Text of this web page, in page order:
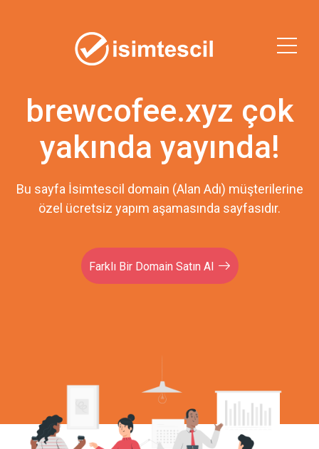
brewcofee.xyz çok
yakında yayında!
Bu sayfa İsimtescil domain (Alan Adı) müşterilerine
özel ücretsiz yapım aşamasında sayfasıdır.
Farklı Bir Domain Satın Al